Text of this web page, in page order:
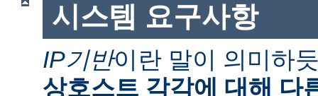
시스템 요구사항
IP기반이란 말이 의미하
상호스트 각각에 대해 다